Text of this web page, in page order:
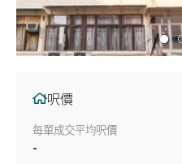
呎價
每單成交平均呎價
-